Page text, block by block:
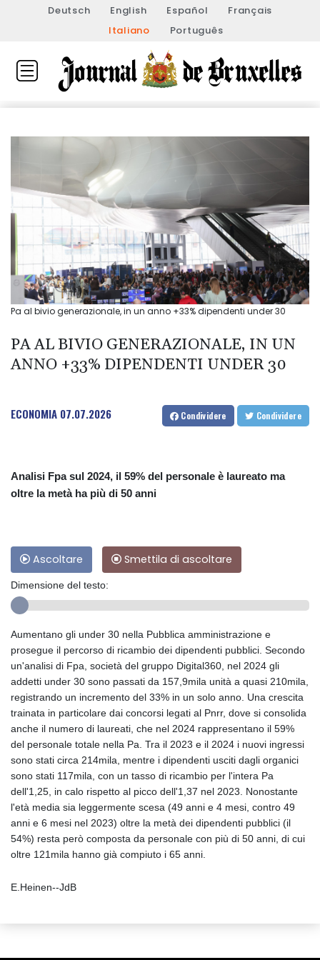
Deutsch English Español
Français
Italiano
Português
Pa al bivio generazionale, in un anno +33% dipendenti under 30
PA AL BIVIO GENERAZIONALE, IN UN
ANNO +33% DIPENDENTI UNDER 30
ECONOMIA 07.07.2026 Condividere Condividere
Analisi Fpa sul 2024, il 59% del personale è laureato ma
oltre la metà ha più di 50 anni
Ascoltare Smettila di ascoltare
Dimensione del testo:
Aumentano gli under 30 nella Pubblica amministrazione e
prosegue il percorso di ricambio dei dipendenti pubblici. Secondo
un'analisi di Fpa, società del gruppo Digital360, nel 2024 gli
addetti under 30 sono passati da 157,9mila unità a quasi 210mila,
registrando un incremento del 33% in un solo anno. Una crescita
trainata in particolare dai concorsi legati al Pnrr, dove si consolida
anche il numero di laureati, che nel 2024 rappresentano il 59%
del personale totale nella Pa. Tra il 2023 e il 2024 i nuovi ingressi
sono stati circa 214mila, mentre i dipendenti usciti dagli organici
sono stati 117mila, con un tasso di ricambio per l'intera Pa
dell'1,25, in calo rispetto al picco dell'1,37 nel 2023. Nonostante
l'età media sia leggermente scesa (49 anni e 4 mesi, contro 49
anni e 6 mesi nel 2023) oltre la metà dei dipendenti pubblici (il
54%) resta però composta da personale con più di 50 anni, di cui
oltre 121mila hanno già compiuto i 65 anni.
E.Heinen--JdB